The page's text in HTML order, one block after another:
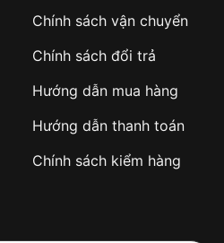
toán khi nhận hàng hoặc
hàng nhanh chóng
hủy đơn không mong
Chính sách vận chuyển
Chính sách đổi trả
Hướng dẫn mua hàng
Hướng dẫn thanh toán
Chính sách kiểm hàng